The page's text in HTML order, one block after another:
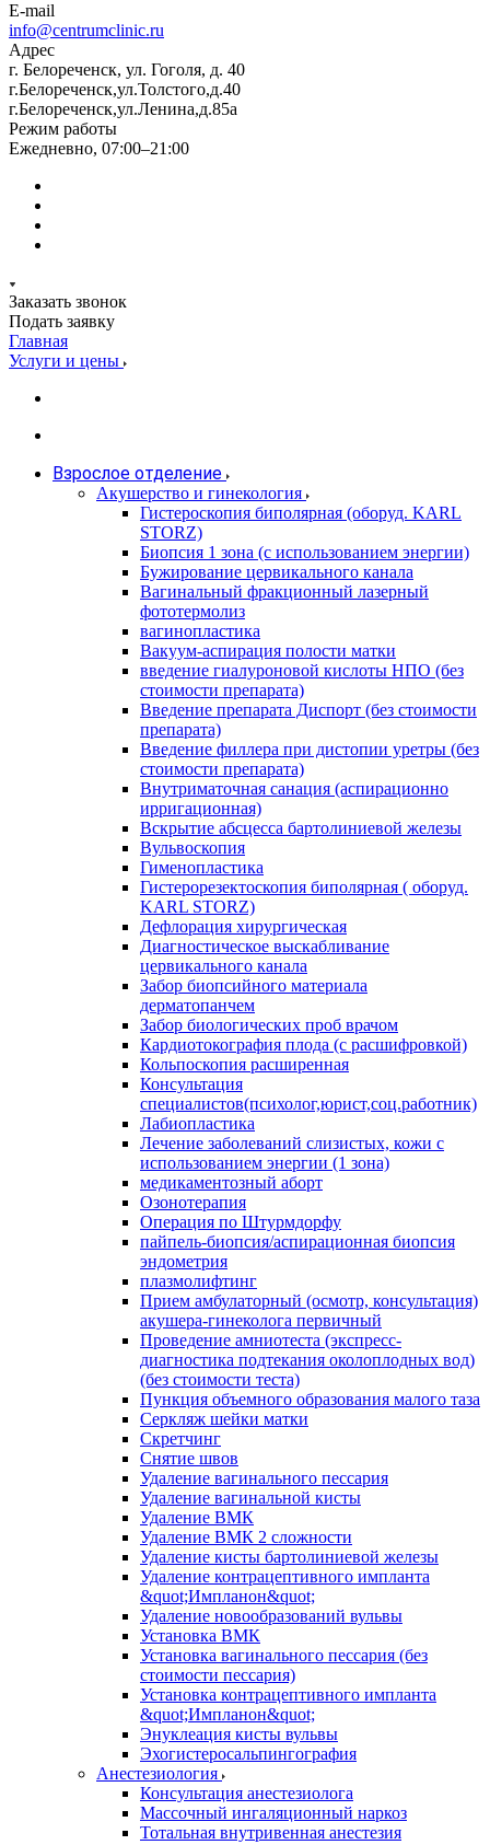
E-mail
info@centrumclinic.ru
Адрес
г. Белореченск, ул. Гоголя, д. 40
г.Белореченск,ул.Толстого,д.40
г.Белореченск,ул.Ленина,д.85а
Режим работы
Ежедневно, 07:00–21:00
Заказать звонок
Подать заявку
Главная
Услуги и цены
Взрослое отделение
Акушерство и гинекология
Гистероскопия биполярная (оборуд. KARL
STORZ)
Биопсия 1 зона (с использованием энергии)
Бужирование цервикального канала
Вагинальный фракционный лазерный
фототермолиз
вагинопластика
Вакуум-аспирация полости матки
введение гиалуроновой кислоты НПО (без
стоимости препарата)
Введение препарата Диспорт (без стоимости
препарата)
Введение филлера при дистопии уретры (без
стоимости препарата)
Внутриматочная санация (аспирационно
ирригационная)
Вскрытие абсцесса бартолиниевой железы
Вульвоскопия
Гименопластика
Гистерорезектоскопия биполярная ( оборуд.
KARL STORZ)
Дефлорация хирургическая
Диагностическое выскабливание
цервикального канала
Забор биопсийного материала
дерматопанчем
Забор биологических проб врачом
Кардиотокография плода (с расшифровкой)
Кольпоскопия расширенная
Консультация
специалистов(психолог,юрист,соц.работник)
Лабиопластика
Лечение заболеваний слизистых, кожи с
использованием энергии (1 зона)
медикаментозный аборт
Озонотерапия
Операция по Штурмдорфу
пайпель-биопсия/аспирационная биопсия
эндометрия
плазмолифтинг
Прием амбулаторный (осмотр, консультация)
акушера-гинеколога первичный
Проведение амниотеста (экспресс-
диагностика подтекания околоплодных вод)
(без стоимости теста)
Пункция объемного образования малого таза
Серкляж шейки матки
Скретчинг
Снятие швов
Удаление вагинального пессария
Удаление вагинальной кисты
Удаление ВМК
Удаление ВМК 2 сложности
Удаление кисты бартолиниевой железы
Удаление контрацептивного импланта
&quot;Импланон&quot;
Удаление новообразований вульвы
Установка ВМК
Установка вагинального пессария (без
стоимости пессария)
Установка контрацептивного импланта
&quot;Импланон&quot;
Энуклеация кисты вульвы
Эхогистеросальпингография
Анестезиология
Консультация анестезиолога
Массочный ингаляционный наркоз
Тотальная внутривенная анестезия